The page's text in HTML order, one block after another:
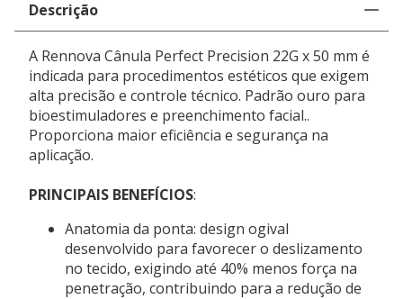
USO PROFISSIONAL
Este produto deve ser administrado por profissionais
de saúde habilitados.
REGISTRO ANVISA
Rennova Cannula Perfect Precision 22 G x 50 MM:
80451969010
Descrição
A Rennova Cânula Perfect Precision 22G x 50 mm é
indicada para procedimentos estéticos que exigem
alta precisão e controle técnico. Padrão ouro para
bioestimuladores e preenchimento facial..
Proporciona maior eficiência e segurança na
aplicação.
PRINCIPAIS BENEFÍCIOS:
Anatomia da ponta: design ogival
desenvolvido para favorecer o deslizamento
no tecido, exigindo até 40% menos força na
penetração, contribuindo para a redução de